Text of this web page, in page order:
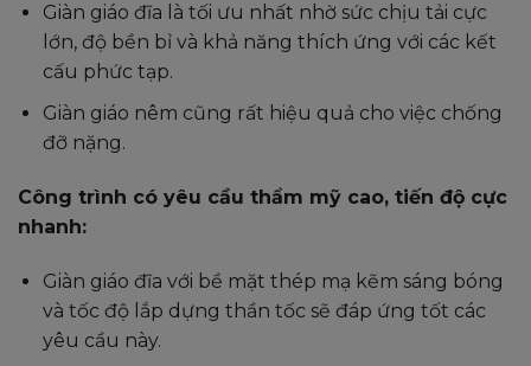
Giàn giáo đĩa là tối ưu nhất nhờ sức chịu tải cực
lớn, độ bền bỉ và khả năng thích ứng với các kết
cấu phức tạp.
Giàn giáo nêm cũng rất hiệu quả cho việc chống
đỡ nặng.
Công trình có yêu cầu thẩm mỹ cao, tiến độ cực
nhanh:
Giàn giáo đĩa với bề mặt thép mạ kẽm sáng bóng
và tốc độ lắp dựng thần tốc sẽ đáp ứng tốt các
yêu cầu này.